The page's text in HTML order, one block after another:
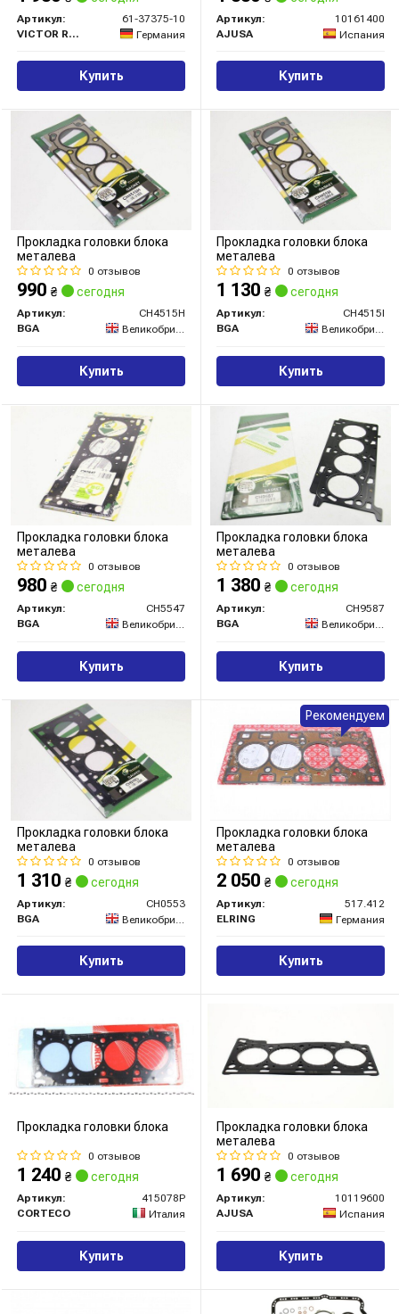
Артикул:
61-37375-10
VICTOR REINZ
Германия
Купить
Артикул:
10161400
AJUSA
Испания
Купить
Прокладка головки блока
металева
0 отзывов
990 ₴ сегодня
Артикул:
CH4515H
BGA
Великобритания
Купить
Прокладка головки блока
металева
0 отзывов
1 130 ₴ сегодня
Артикул:
CH4515I
BGA
Великобритания
Купить
Прокладка головки блока
металева
0 отзывов
980 ₴ сегодня
Артикул:
CH5547
BGA
Великобритания
Купить
Прокладка головки блока
металева
0 отзывов
1 380 ₴ сегодня
Артикул:
CH9587
BGA
Великобритания
Купить
Прокладка головки блока
металева
0 отзывов
1 310 ₴ сегодня
Артикул:
CH0553
BGA
Великобритания
Купить
Прокладка головки блока
металева
0 отзывов
2 050 ₴ сегодня
Артикул:
517.412
ELRING
Германия
Купить
Рекомендуем
Прокладка головки блока
0 отзывов
1 240 ₴ сегодня
Артикул:
415078P
CORTECO
Италия
Купить
Прокладка головки блока
металева
0 отзывов
1 690 ₴ сегодня
Артикул:
10119600
AJUSA
Испания
Купить